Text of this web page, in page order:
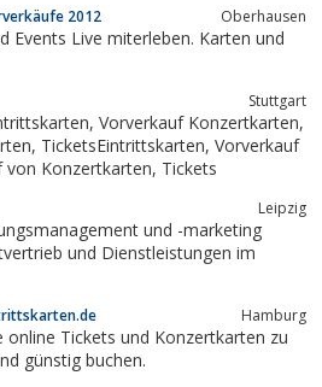
2012 Oberhausen
Events Live miterleben. Karten und
Stuttgart
Konzertkarten, Vorverkauf von Konzertkarten, Tickets
Leipzig
und -marketing
Hamburg
online Tickets und Konzertkarten zu
günstig buchen.